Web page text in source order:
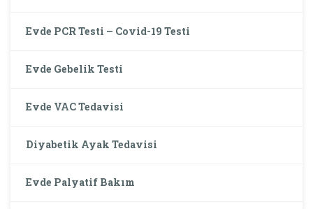
Evde PCR Testi – Covid-19 Testi
Evde Gebelik Testi
Evde VAC Tedavisi
Diyabetik Ayak Tedavisi
Evde Palyatif Bakım